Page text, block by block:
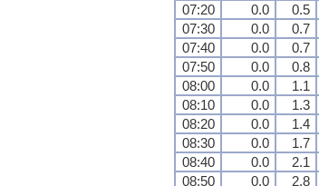
07:20
0.0 0.5
07:30
0.0 0.7
07:40
0.0 0.7
07:50
0.0 0.8
08:00
0.0 1.1
08:10
0.0 1.3
08:20
0.0 1.4
08:30
0.0 1.7
08:40
0.0 2.1
08:50
0.0 2.8